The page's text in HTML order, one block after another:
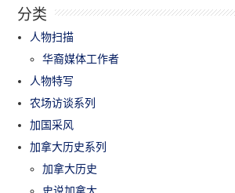
分类
人物扫描
华裔媒体工作者
人物特写
农场访谈系列
加国采风
加拿大历史系列
加拿大历史